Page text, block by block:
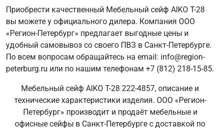
Приобрести качественный Мебельный сейф AIKO Т-28
вы можете у официального дилера. Компания ООО
«Регион-Петербург» предлагает выгодные цены и
удобный самовывоз со своего ПВЗ в Санкт-Петербурге.
По всем вопросам обращайтесь на email: info@region-
peterburg.ru или по нашим телефонам +7 (812) 218-15-85.
Мебельный сейф AIKO Т-28 222-4857, описание и
технические характеристики изделия. ООО «Регион-
Петербург» производит и продаёт мебельные и
офисные сейфы в Санкт-Петербурге с доставкой по